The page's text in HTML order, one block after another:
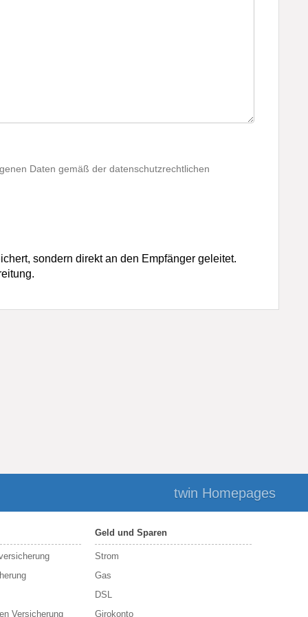
Daten gemäß der datenschutzrechtlichen
sondern direkt an den Empfänger geleitet.
twin Homepages
Versicherung
Geld und Sparen
Strom
Gas
DSL
Girokonto